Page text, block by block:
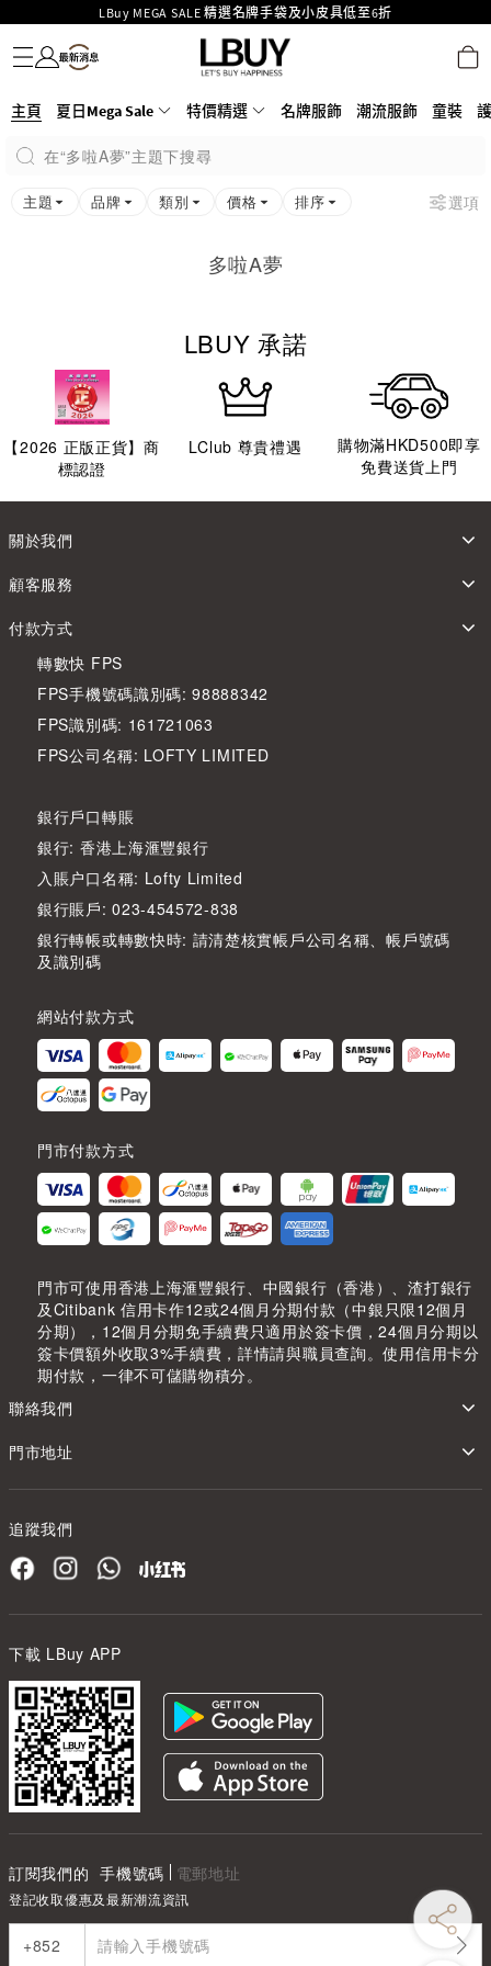
LBuy MEGA SALE 精選名牌手袋及小皮具低至6折
Goyard Hobo / Hobo Mini人氣限量特別版限時原價低至75折!
LBuy呈獻 - Hermès 及 Chanel 手袋及首飾原價低至6折，立即入手!
426號舖！
MOKO 1樓175號鋪旗艦店特設名牌Hermès、CHANEL及LV專區！
購物滿HKD500即享免運費！
名牌服飾
潮流服飾
童裝
護膚美妝
香水香薰
個人護理
母嬰護理
遊戲及精品玩具
文儀用品
家居生活
電子產品
美食
醫藥保健
運動與戶外用品
主頁 夏日Mega Sale 特價精選 名牌服飾 潮流服飾 童裝
在“多啦A夢”主題下搜尋
主題 品牌 類別 價格 排序 選項
多啦A夢
LBUY 承諾
【2026 正版正貨】商
標認證
LClub 尊貴禮遇
購物滿HKD500即享
免費送貨上門
關於我們
顧客服務
付款方式
轉數快 FPS
FPS手機號碼識別碼: 98888342
FPS識別碼: 161721063
FPS公司名稱: LOFTY LIMITED
銀行戶口轉賬
銀行: 香港上海滙豐銀行
入賬户口名稱: Lofty Limited
銀行賬戶: 023-454572-838
銀行轉帳或轉數快時: 請清楚核實帳戶公司名稱、帳戶號碼
及識別碼
網站付款方式
門市付款方式
門市可使用香港上海滙豐銀行、中國銀行（香港）、渣打銀行
及Citibank 信用卡作12或24個月分期付款（中銀只限12個月
分期），12個月分期免手續費只適用於簽卡價，24個月分期以
簽卡價額外收取3%手續費，詳情請與職員查詢。使用信用卡分
期付款，一律不可儲購物積分。
聯絡我們
門市地址
追蹤我們
下載 LBuy APP
訂閱我們的 手機號碼 電郵地址
登記收取優惠及最新潮流資訊